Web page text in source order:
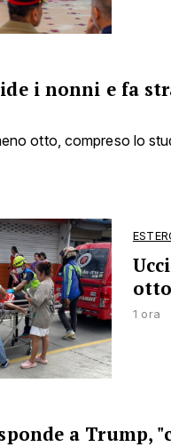
i nonni e fa
otto, compreso lo
1 ora
a Trump,